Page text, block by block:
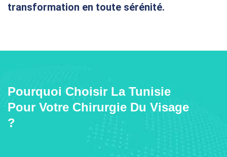
transformation en toute sérénité.
Pourquoi Choisir La Tunisie
Pour Votre Chirurgie Du Visage
?